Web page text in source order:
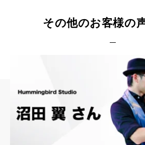
その他のお客様の